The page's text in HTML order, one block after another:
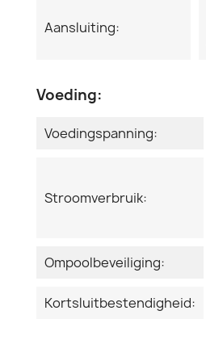
Aansluiting:
Voeding:
Voedingspanning:
Stroomverbruik:
Ompoolbeveiliging:
Kortsluitbestendigheid: